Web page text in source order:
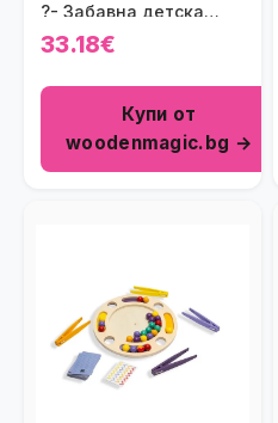
?- Забавна детска
игра
33.18€
Купи от
woodenmagic.bg →